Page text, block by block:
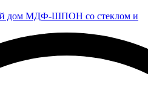
дом МДФ-ШПОН со стеклом и